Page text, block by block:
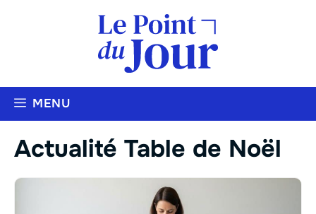
MENU
Actualité Table de Noël